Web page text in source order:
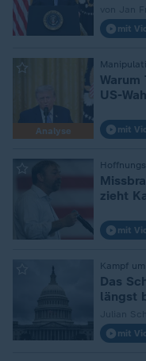
mit
Analyse
:
US-
mit
:
zieht
mit
Kampf
Das
längst
mit